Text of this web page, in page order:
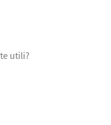
utili?